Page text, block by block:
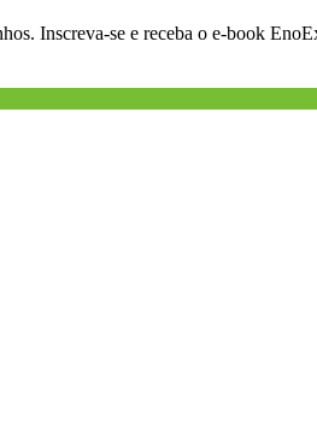
Inscreva-se e receba o e-book